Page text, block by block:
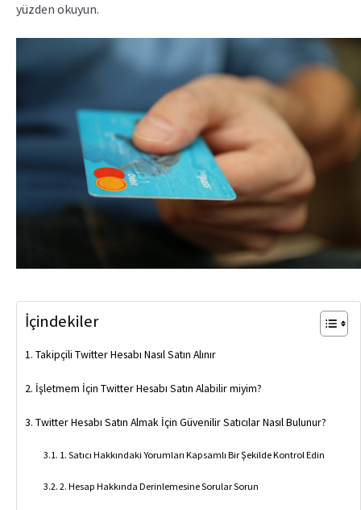
yüzden okuyun.
İçindekiler
Takipçili Twitter Hesabı Nasıl Satın Alınır
İşletmem İçin Twitter Hesabı Satın Alabilir miyim?
Twitter Hesabı Satın Almak İçin Güvenilir Satıcılar Nasıl Bulunur?
1. Satıcı Hakkındaki Yorumları Kapsamlı Bir Şekilde Kontrol Edin
2. Hesap Hakkında Derinlemesine Sorular Sorun